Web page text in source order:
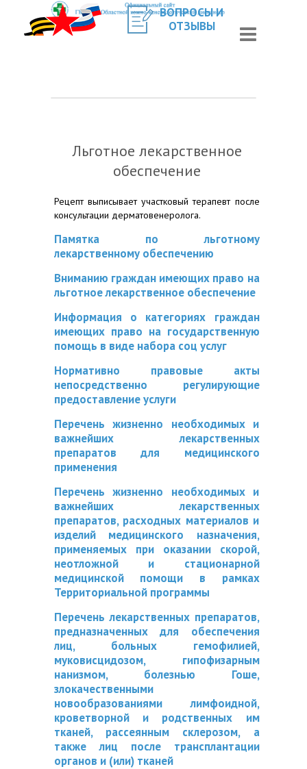
ВОПРОСЫ И
ОТЗЫВЫ
Льготное лекарственное
обеспечение
Рецепт выписывает участковый терапевт после
консультации дерматовенеролога.
Памятка по льготному
лекарственному обеспечению
Вниманию граждан имеющих право на
льготное лекарственное обеспечение
Информация о категориях граждан
имеющих право на государственную
помощь в виде набора соц услуг
Нормативно правовые акты
непосредственно регулирующие
предоставление услуги
Перечень жизненно необходимых и
важнейших лекарственных
препаратов для медицинского
применения
Перечень жизненно необходимых и
важнейших лекарственных
препаратов, расходных материалов и
изделий медицинского назначения,
применяемых при оказании скорой,
неотложной и стационарной
медицинской помощи в рамках
Территориальной программы
Перечень лекарственных препаратов,
предназначенных для обеспечения
лиц, больных гемофилией,
муковисцидозом, гипофизарным
нанизмом, болезнью Гоше,
злокачественными
новообразованиями лимфоидной,
кроветворной и родственных им
тканей, рассеянным склерозом, а
также лиц после трансплантации
органов и (или) тканей